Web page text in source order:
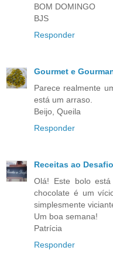
BOM DOMINGO
BJS
Responder
Gourmet e
Parece realmente
está um arraso.
Beijo, Queila
Responder
Receitas ao Desafio
Olá! Este bolo
chocolate é um
simplesmente
Um boa semana!
Patrícia
Responder